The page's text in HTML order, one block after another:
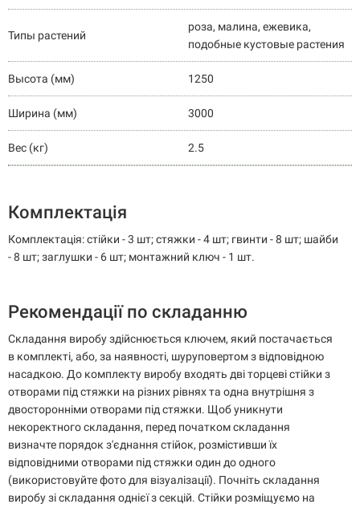
Типы растений
роза, малина, ежевика,
подобные кустовые растения
Высота (мм) 1250
Ширина (мм) 3000
Вес (кг) 2.5
Комплектація
Комплектація: стійки - 3 шт; стяжки - 4 шт; гвинти - 8 шт; шайби
- 8 шт; заглушки - 6 шт; монтажний ключ - 1 шт.
Рекомендації по складанню
Складання виробу здійснюється ключем, який постачається
в комплекті, або, за наявності, шуруповертом з відповідною
насадкою. До комплекту виробу входять дві торцеві стійки з
отворами під стяжки на різних рівнях та одна внутрішня з
двосторонніми отворами під стяжки. Щоб уникнути
некоректного складання, перед початком складання
визначте порядок з'єднання стійок, розмістивши їх
відповідними отворами під стяжки один до одного
(використовуйте фото для візуалізації). Почніть складання
виробу зі складання однієї з секцій. Стійки розміщуємо на